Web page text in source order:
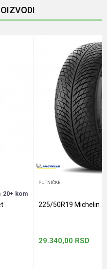
je 2 + 3 :
20+ kom
PUTNIČKE
225/50R19 Michelin
29.340,00 RSD